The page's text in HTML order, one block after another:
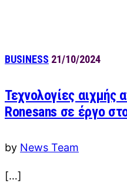
BUSINESS 21/10/2024
Τεχνολογίες
Ronesans σε έργο
by News Team
[…]